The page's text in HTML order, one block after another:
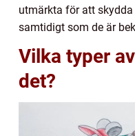
utmärkta för att
samtidigt som de är
Vilka typer
det?